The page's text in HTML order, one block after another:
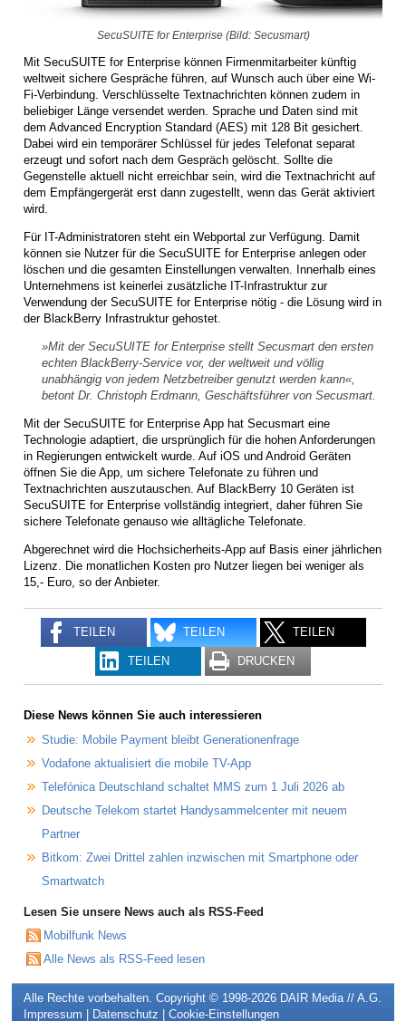
SecuSUITE for Enterprise (Bild: Secusmart)
Mit SecuSUITE for Enterprise können Firmenmitarbeiter künftig
weltweit sichere Gespräche führen, auf Wunsch auch über eine Wi-
Fi-Verbindung. Verschlüsselte Textnachrichten können zudem in
beliebiger Länge versendet werden. Sprache und Daten sind mit
dem Advanced Encryption Standard (AES) mit 128 Bit gesichert.
Dabei wird ein temporärer Schlüssel für jedes Telefonat separat
erzeugt und sofort nach dem Gespräch gelöscht. Sollte die
Gegenstelle aktuell nicht erreichbar sein, wird die Textnachricht auf
dem Empfängergerät erst dann zugestellt, wenn das Gerät aktiviert
wird.
Für IT-Administratoren steht ein Webportal zur Verfügung. Damit
können sie Nutzer für die SecuSUITE for Enterprise anlegen oder
löschen und die gesamten Einstellungen verwalten. Innerhalb eines
Unternehmens ist keinerlei zusätzliche IT-Infrastruktur zur
Verwendung der SecuSUITE for Enterprise nötig - die Lösung wird in
der BlackBerry Infrastruktur gehostet.
»Mit der SecuSUITE for Enterprise stellt Secusmart den ersten
echten BlackBerry-Service vor, der weltweit und völlig
unabhängig von jedem Netzbetreiber genutzt werden kann«,
betont Dr. Christoph Erdmann, Geschäftsführer von Secusmart.
Mit der SecuSUITE for Enterprise App hat Secusmart eine
Technologie adaptiert, die ursprünglich für die hohen Anforderungen
in Regierungen entwickelt wurde. Auf iOS und Android Geräten
öffnen Sie die App, um sichere Telefonate zu führen und
Textnachrichten auszutauschen. Auf BlackBerry 10 Geräten ist
SecuSUITE for Enterprise vollständig integriert, daher führen Sie
sichere Telefonate genauso wie alltägliche Telefonate.
Abgerechnet wird die Hochsicherheits-App auf Basis einer jährlichen
Lizenz. Die monatlichen Kosten pro Nutzer liegen bei weniger als
15,- Euro, so der Anbieter.
TEILEN TEILEN TEILEN
TEILEN DRUCKEN
Diese News können Sie auch interessieren
Studie: Mobile Payment bleibt Generationenfrage
Vodafone aktualisiert die mobile TV-App
Telefónica Deutschland schaltet MMS zum 1 Juli 2026 ab
Deutsche Telekom startet Handysammelcenter mit neuem
Partner
Bitkom: Zwei Drittel zahlen inzwischen mit Smartphone oder
Smartwatch
Lesen Sie unsere News auch als RSS-Feed
Mobilfunk News
Alle News als RSS-Feed lesen
Alle Rechte vorbehalten. Copyright © 1998-2026 DAIR Media // A.G.
Impressum | Datenschutz | Cookie-Einstellungen